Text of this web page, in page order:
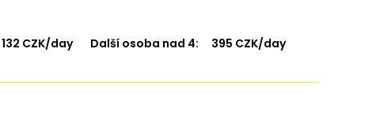
132 CZK/day Další osoba nad 4: 395 CZK/day